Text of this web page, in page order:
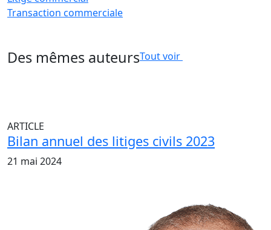
Transaction commerciale
Des mêmes auteursTout voir
ARTICLE
Bilan annuel des litiges civils 2023
21 mai 2024